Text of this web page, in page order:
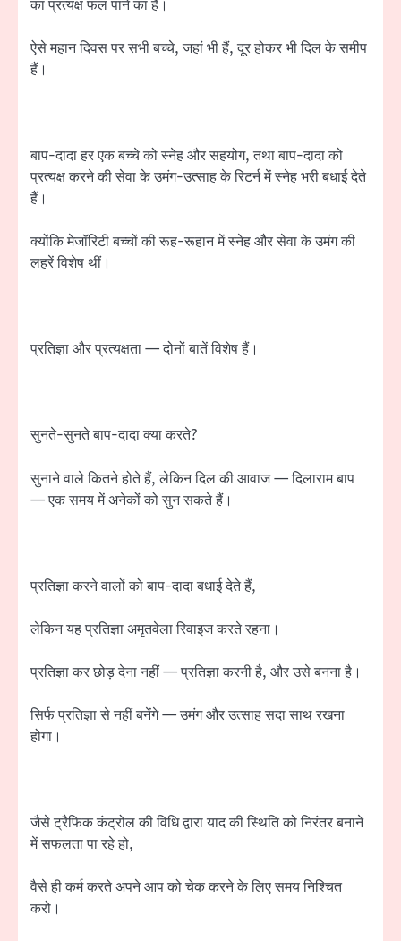
का प्रत्यक्ष फल पाने का है।
ऐसे महान दिवस पर सभी बच्चे, जहां भी हैं, दूर होकर भी दिल के समीप
हैं।
बाप-दादा हर एक बच्चे को स्नेह और सहयोग, तथा बाप-दादा को
प्रत्यक्ष करने की सेवा के उमंग-उत्साह के रिटर्न में स्नेह भरी बधाई देते
हैं।
क्योंकि मेजॉरिटी बच्चों की रूह-रूहान में स्नेह और सेवा के उमंग की
लहरें विशेष थीं।
प्रतिज्ञा और प्रत्यक्षता — दोनों बातें विशेष हैं।
सुनते-सुनते बाप-दादा क्या करते?
सुनाने वाले कितने होते हैं, लेकिन दिल की आवाज — दिलाराम बाप
— एक समय में अनेकों को सुन सकते हैं।
प्रतिज्ञा करने वालों को बाप-दादा बधाई देते हैं,
लेकिन यह प्रतिज्ञा अमृतवेला रिवाइज करते रहना।
प्रतिज्ञा कर छोड़ देना नहीं — प्रतिज्ञा करनी है, और उसे बनना है।
सिर्फ प्रतिज्ञा से नहीं बनेंगे — उमंग और उत्साह सदा साथ रखना
होगा।
जैसे ट्रैफिक कंट्रोल की विधि द्वारा याद की स्थिति को निरंतर बनाने
में सफलता पा रहे हो,
वैसे ही कर्म करते अपने आप को चेक करने के लिए समय निश्चित
करो।